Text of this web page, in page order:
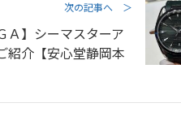
次の記事へ ＞
Ａ】シーマスターア
紹介【安心堂静岡本